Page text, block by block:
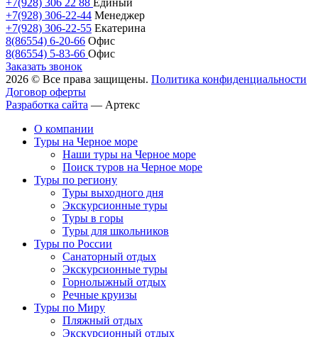
+7(928) 306-22-44 Менеджер
+7(928) 306-22-55 Екатерина
8(86554) 6-20-66 Офис
8(86554) 5-83-66 Офис
Заказать звонок
2026 © Все права защищены. Политика конфиденциальности
Договор оферты
Разработка сайта — Артекс
О компании
Туры на Черное море
Наши туры на Черное море
Поиск туров на Черное море
Туры по региону
Туры выходного дня
Экскурсионные туры
Туры в горы
Туры для школьников
Туры по России
Санаторный отдых
Экскурсионные туры
Горнолыжный отдых
Речные круизы
Туры по Миру
Пляжный отдых
Экскурсионный отдых